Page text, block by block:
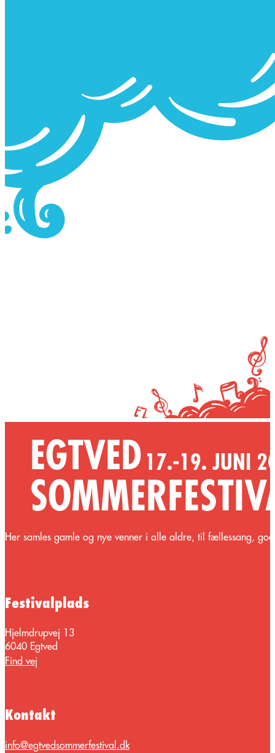
Her samles gamle og nye venner i alle aldre, til fællessang,
Festivalplads
Hjelmdrupvej 13
6040 Egtved
Find vej
Kontakt
info@egtvedsommerfestival.dk